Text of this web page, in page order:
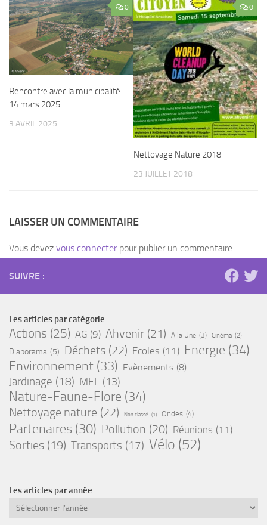
0
Rencontre avec la municipalité
14 mars 2025
3 AVRIL 2025
0
Nettoyage Nature 2018
23 JUILLET 2018
LAISSER UN COMMENTAIRE
Vous devez vous connecterpour publier un commentaire.
SUIVRE :
Les articles par catégorie
Actions (25) AG (9) Ahvenir (21) A la Une (3) Cinéma (2)
Diaporama (5) Déchets (22) Ecoles (11) Energie (34)
Environnement (33) Evènements (8)
Jardinage (18) MEL (13)
Nature-Faune-Flore (34)
Nettoyage nature (22) Non classé (1) Ondes (4)
Partenaires (30) Pollution (20) Réunions (11)
Sorties (19) Transports (17) Vélo (52)
Les articles par année
Archives